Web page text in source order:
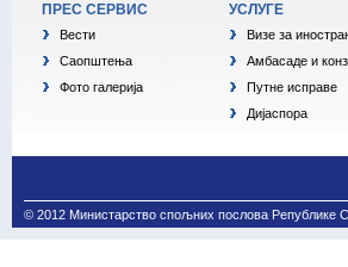
ПРЕС СЕРВИС
Вести
Саопштења
Фото галерија
УСЛУГЕ
Визе за
Амбасаде и
Путне исправе
Дијаспора
© 2012 Министарство спољних послова Републике